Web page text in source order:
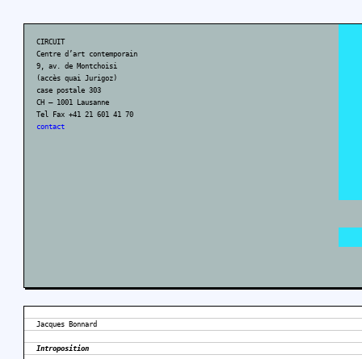
CIRCUIT
Centre d’art contemporain
9, av. de Montchoisi
(accès quai Jurigoz)
case postale 303
CH – 1001 Lausanne
Tel Fax +41 21 601 41 70
contact
Jacques Bonnard
Introposition